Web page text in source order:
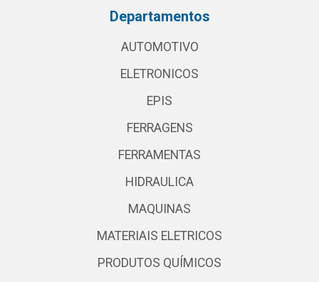
Departamentos
AUTOMOTIVO
ELETRONICOS
EPIS
FERRAGENS
FERRAMENTAS
HIDRAULICA
MAQUINAS
MATERIAIS ELETRICOS
PRODUTOS QUÍMICOS